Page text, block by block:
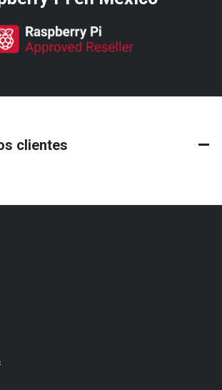
clientes